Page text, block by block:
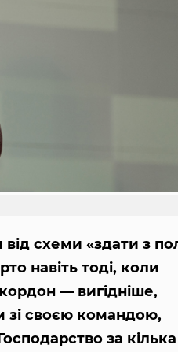
схеми «здати з
навіть тоді, коли
— вигідніше,
зі своєю командою,
за кілька